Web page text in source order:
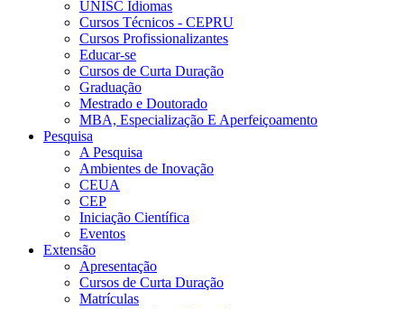
UNISC Idiomas
Cursos Técnicos - CEPRU
Cursos Profissionalizantes
Educar-se
Cursos de Curta Duração
Graduação
Mestrado e Doutorado
MBA, Especialização E Aperfeiçoamento
Pesquisa
A Pesquisa
Ambientes de Inovação
CEUA
CEP
Iniciação Científica
Eventos
Extensão
Apresentação
Cursos de Curta Duração
Matrículas